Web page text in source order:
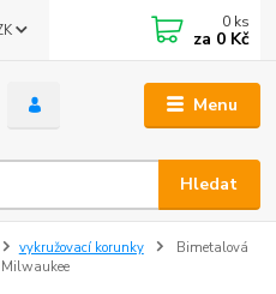
Menu
Hledat
0 ks
za 0 Kč
vykružovací korunky
Bimetalová